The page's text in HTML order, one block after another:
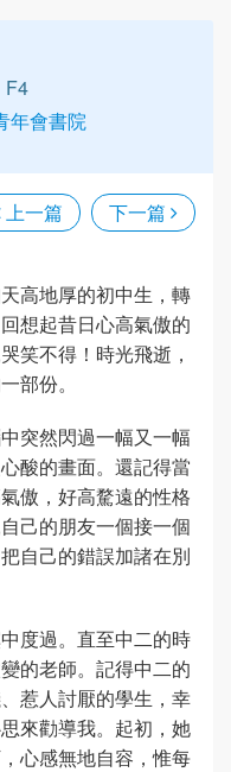
F4
年會書院
上一篇 下一篇
高地厚的初中生，轉
想起昔日心高氣傲的
笑不得！時光飛逝，
部份。
突然閃過一幅又一幅
酸的畫面。還記得當
傲，好高騖遠的性格
己的朋友一個接一個
自己的錯誤加諸在別
度過。直至中二的時
的老師。記得中二的
惹人討厭的學生，幸
來勸導我。起初，她
心感無地自容，惟每